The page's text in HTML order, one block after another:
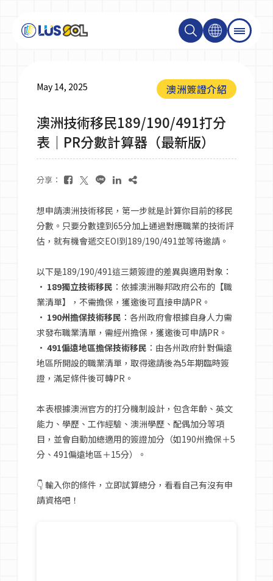
May 14, 2025 澳洲簽證介紹
澳洲技術移民189/190/491打分
表｜PR分數計算器（最新版）
分享：
想申請澳洲技術移民，第一步就是計算你目前的移民
分數。只要分數達到65分加上通過對應職業的技術評
估，就有機會遞交EOI到189/190/491並等待邀請。
以下是189/190/491這三類簽證的差異與適用對象：
• 189獨立技術移民 ：依據澳洲聯邦政府公布的【職
業清單】，不需擔保，獲邀後可直接申請PR。
• 190州擔保技術移民 ：各州政府會根據自身人力需
求發布職業清單，需經州擔保，獲邀後可申請PR。
• 491偏遠地區擔保技術移民 ：由各州政府針對偏遠
地區所開設的職業清單，取得邀請後為5年期臨時簽
證，滿足條件後可轉PR。
本表根據澳洲官方的打分機制設計，包含年齡、英文
能力、學歷、工作經驗、澳洲學歷、配偶加分等項
目，並會自動加總適用的簽證加分（如190州擔保＋5
分、491偏遠地區＋15分）。
👇 輸入你的條件，立即試算總分，看看自己有沒有申
請資格吧！
最新消息
大學碩士
語言學校
澳洲簽證
澳洲留學
留學台灣